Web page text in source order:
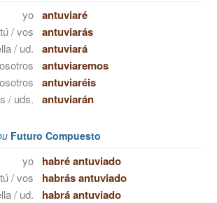
yo antuviaré
tú / vos antuviarás
/ ud. antuviará
antuviaremos
antuviaréis
/ uds. antuviarán
Futuro Compuesto
yo habré antuviado
tú / vos habrás antuviado
/ ud. habrá antuviado